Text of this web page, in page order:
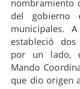
nombramiento
del gobierno
municipales.
estableció
por un lado,
Mando
que dio origen